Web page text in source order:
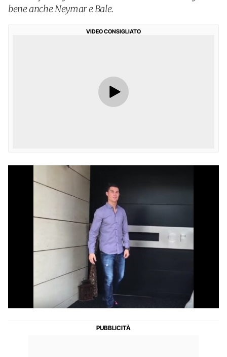
bene anche Neymar e Bale.
VIDEO CONSIGLIATO